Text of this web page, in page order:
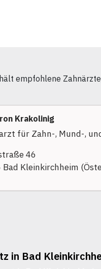
empfohlene
Krakolinig
für Zahn-, Mund-,
46
Bad Kleinkirchheim
in Bad